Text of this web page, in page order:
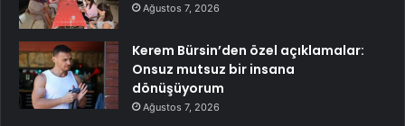
Ağustos 7, 2026
Kerem Bürsin’den özel açıklamalar:
Onsuz mutsuz bir insana
dönüşüyorum
Ağustos 7, 2026